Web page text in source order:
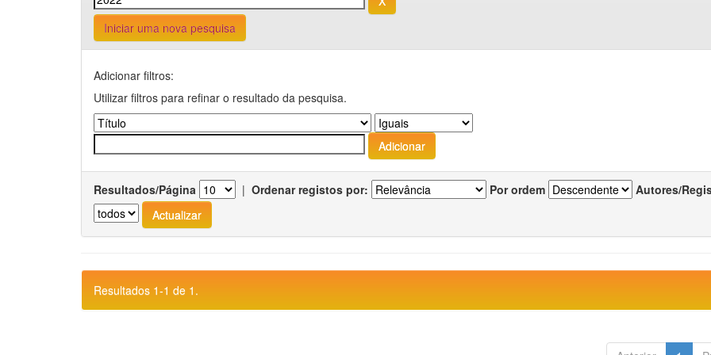
Iniciar uma nova pesquisa
Adicionar filtros:
Utilizar filtros para refinar o resultado da pesquisa.
Resultados/Página | Ordenar registos por: Por ordem Autores/
Resultados 1-1 de 1.